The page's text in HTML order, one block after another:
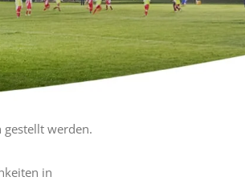
gestellt werden.
in